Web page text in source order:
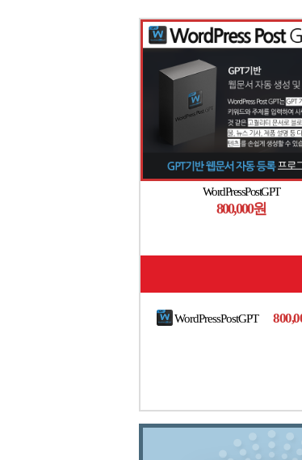
WordPressPostGPT
800,000원
WordPressPostGPT